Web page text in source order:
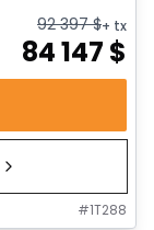
92 397$+ tx
84 147 $
#1T288